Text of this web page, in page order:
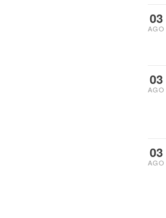
03
AGO
03
AGO
03
AGO